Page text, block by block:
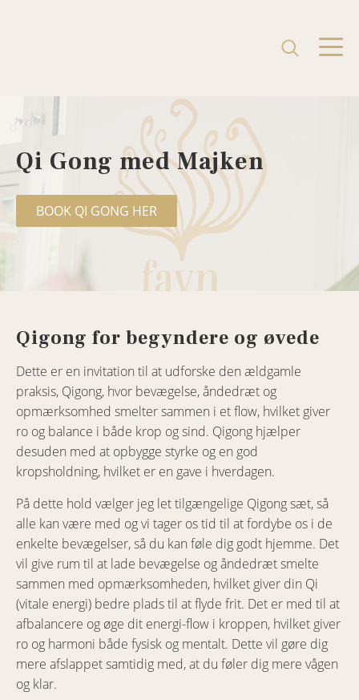
Qi Gong med Majken
BOOK QI GONG HER
Qigong for begyndere og øvede
Dette er en invitation til at udforske den ældgamle
praksis, Qigong, hvor bevægelse, åndedræt og
opmærksomhed smelter sammen i et flow, hvilket giver
ro og balance i både krop og sind. Qigong hjælper
desuden med at opbygge styrke og en god
kropsholdning, hvilket er en gave i hverdagen.
På dette hold vælger jeg let tilgængelige Qigong sæt, så
alle kan være med og vi tager os tid til at fordybe os i de
enkelte bevægelser, så du kan føle dig godt hjemme. Det
vil give rum til at lade bevægelse og åndedræt smelte
sammen med opmærksomheden, hvilket giver din Qi
(vitale energi) bedre plads til at flyde frit. Det er med til at
afbalancere og øge dit energi-flow i kroppen, hvilket giver
ro og harmoni både fysisk og mentalt. Dette vil gøre dig
mere afslappet samtidig med, at du føler dig mere vågen
og klar.